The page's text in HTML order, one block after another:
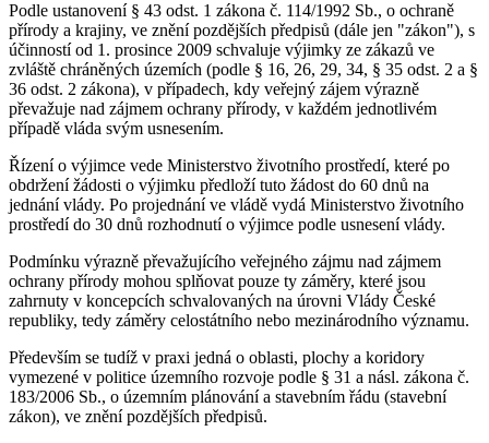
Podle ustanovení § 43 odst. 1 zákona č. 114/1992 Sb., o ochraně
přírody a krajiny, ve znění pozdějších předpisů (dále jen "zákon"), s
účinností od 1. prosince 2009 schvaluje výjimky ze zákazů ve
zvláště chráněných územích (podle § 16, 26, 29, 34, § 35 odst. 2 a §
36 odst. 2 zákona), v případech, kdy veřejný zájem výrazně
převažuje nad zájmem ochrany přírody, v každém jednotlivém
případě vláda svým usnesením.
Řízení o výjimce vede Ministerstvo životního prostředí, které po
obdržení žádosti o výjimku předloží tuto žádost do 60 dnů na
jednání vlády. Po projednání ve vládě vydá Ministerstvo životního
prostředí do 30 dnů rozhodnutí o výjimce podle usnesení vlády.
Podmínku výrazně převažujícího veřejného zájmu nad zájmem
ochrany přírody mohou splňovat pouze ty záměry, které jsou
zahrnuty v koncepcích schvalovaných na úrovni Vlády České
republiky, tedy záměry celostátního nebo mezinárodního významu.
Především se tudíž v praxi jedná o oblasti, plochy a koridory
vymezené v politice územního rozvoje podle § 31 a násl. zákona č.
183/2006 Sb., o územním plánování a stavebním řádu (stavební
zákon), ve znění pozdějších předpisů.